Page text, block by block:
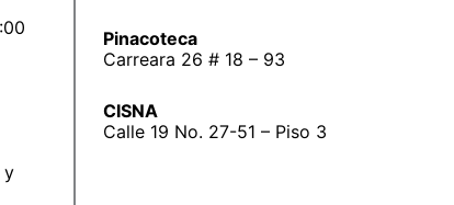
y
Pinacoteca
Carreara 26 # 18 – 93
CISNA
Calle 19 No. 27-51 – Piso 3